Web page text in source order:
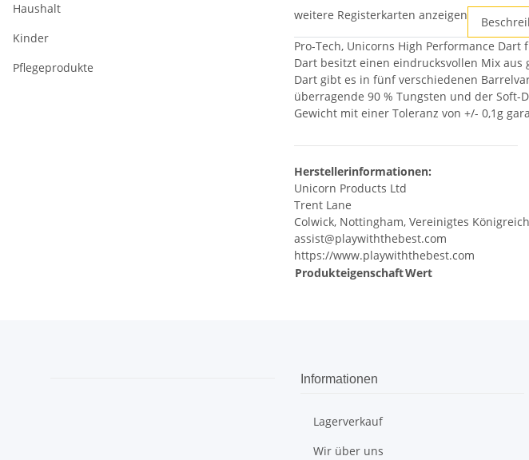
weitere Registerkarten anzeigen
Pro-Tech, Unicorns High Performance
Dart besitzt einen eindrucksvollen Mix aus
Dart gibt es in fünf verschiedenen
überragende 90 % Tungsten und der
Gewicht mit einer Toleranz von +/- 0,1g
Herstellerinformationen:
Unicorn Products Ltd
Trent Lane
Colwick, Nottingham, Vereinigtes
assist@playwiththebest.com
https://www.playwiththebest.com
ProdukteigenschaftWert
Haushalt
Kinder
Pflegeprodukte
Informationen
Lagerverkauf
Wir über uns